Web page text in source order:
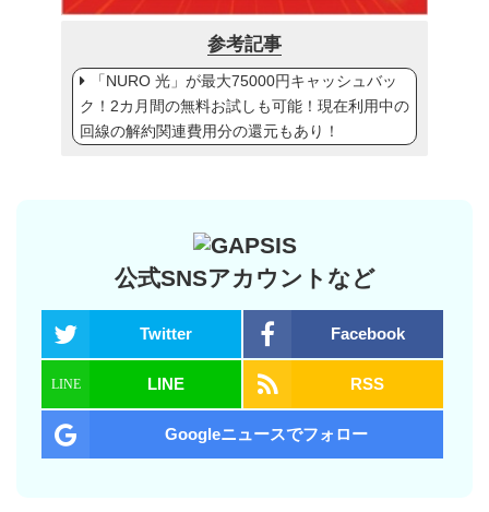
参考記事
「NURO 光」が最大75000円キャッシュバッ
ク！2カ月間の無料お試しも可能！現在利用中の
回線の解約関連費用分の還元もあり！
公式SNSアカウントなど
Twitter Facebook
LINE RSS
Googleニュースでフォロー